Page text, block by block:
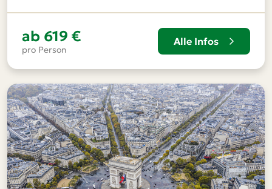
ab 619 €
pro Person
Alle Infos